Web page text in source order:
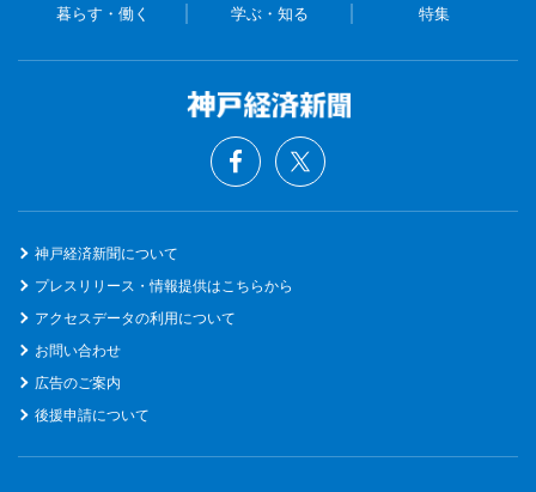
暮らす・働く 学ぶ・知る 特集
神戸経済新聞について
プレスリリース・情報提供はこちらから
アクセスデータの利用について
お問い合わせ
広告のご案内
後援申請について